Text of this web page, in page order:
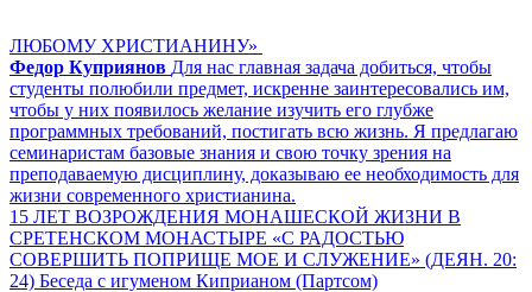
ЛЮБОМУ ХРИСТИАНИНУ»
Федор Куприянов Для нас главная задача добиться, чтобы
студенты полюбили предмет, искренне заинтересовались им,
чтобы у них появилось желание изучить его глубже
программных требований, постигать всю жизнь. Я предлагаю
семинаристам базовые знания и свою точку зрения на
преподаваемую дисциплину, доказываю ее необходимость для
жизни современного христианина.
15 ЛЕТ ВОЗРОЖДЕНИЯ МОНАШЕСКОЙ ЖИЗНИ В
СРЕТЕНСКОМ МОНАСТЫРЕ «С РАДОСТЬЮ
СОВЕРШИТЬ ПОПРИЩЕ МОЕ И СЛУЖЕНИЕ» (ДЕЯН. 20:
24) Беседа с игуменом Киприаном (Партсом)